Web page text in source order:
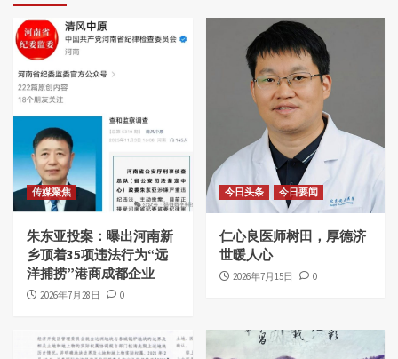
传媒聚焦
朱东亚投案：曝出河南新
乡顶着35项违法行为“远
洋捕捞”港商成都企业
2026年7月28日 0
今日头条 今日要闻
仁心良医师树田，厚德济
世暖人心
2026年7月15日 0